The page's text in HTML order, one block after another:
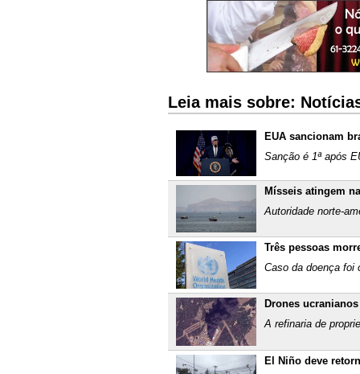
Leia mais sobre:
EUA sancionam
Sanção é 1ª após
Mísseis atingem
Autoridade norte-
Três pessoas
Caso da doença foi
Drones
A refinaria de
El Niño deve